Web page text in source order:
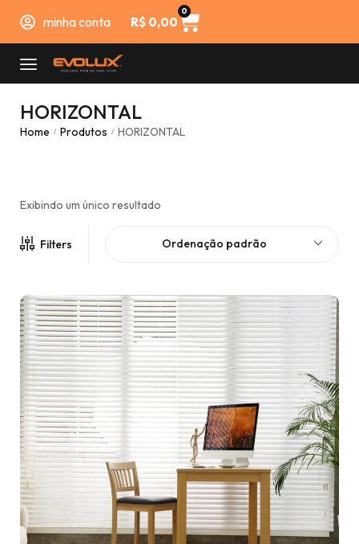
minha conta R$0,00
0
HORIZONTAL
Home / Produtos / HORIZONTAL
Exibindo um único resultado
Filters Ordenação padrão